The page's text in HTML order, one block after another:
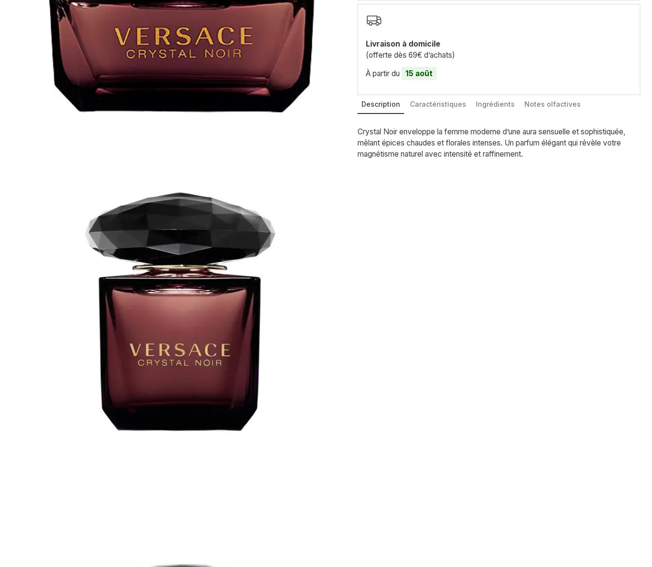
Livraison à domicile
(offerte dès 69€ d’achats)
À partir du 15 août
Description Caractéristiques Ingrédients Notes olfactives
Crystal Noir enveloppe la femme moderne d’une aura sensuelle et sophistiquée,
mêlant épices chaudes et florales intenses. Un parfum élégant qui révèle votre
magnétisme naturel avec intensité et raffinement.